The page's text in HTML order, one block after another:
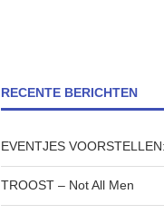
RECENTE BERICHTEN
EVENTJES
TROOST – Not All Men